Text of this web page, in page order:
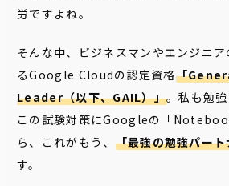
労ですよね。
そんな中、ビジネスマンやエンジニ
るGoogle Cloudの認定資格「
Leader（以下、GAIL）」。私も勉強
この試験対策にGoogleの「
ら、これがもう、 「最強の勉強パー
す。